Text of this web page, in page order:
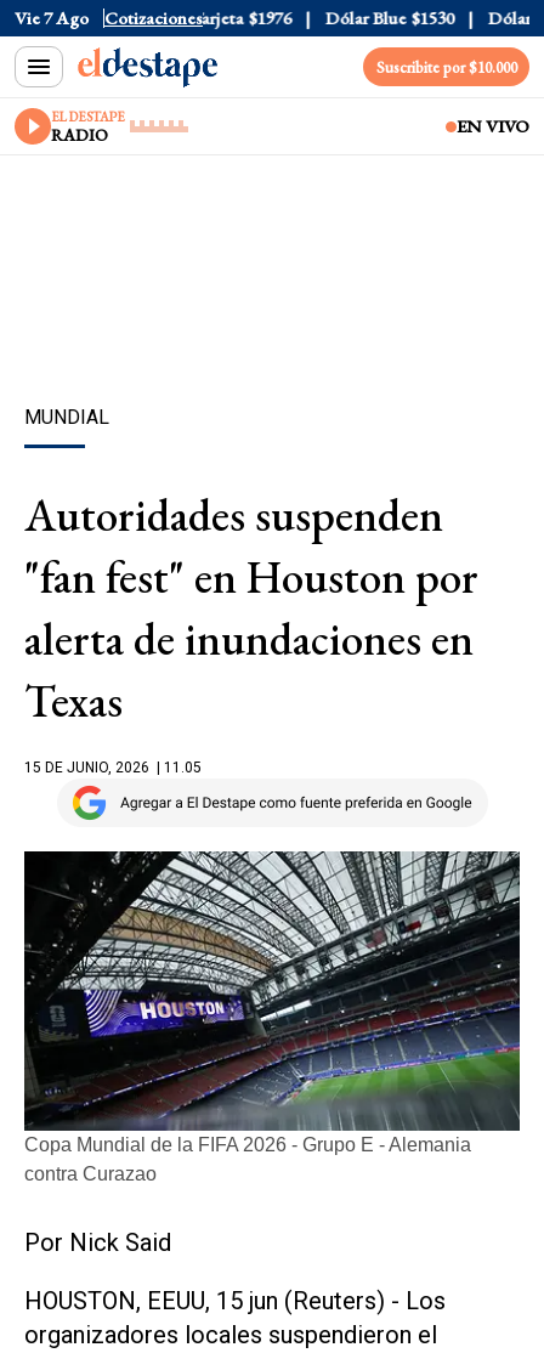
Vie 7 Ago Cotizaciones
$1520 Dólar Tarjeta $1976 Dólar Blue $1530 Dólar
Suscribite por $10.000
EL DESTAPE
RADIO EN VIVO
MUNDIAL
Autoridades suspenden
"fan fest" en Houston por
alerta de inundaciones en
Texas
15 DE JUNIO, 2026 | 11.05
Copa Mundial de la FIFA 2026 - Grupo E - Alemania
contra Curazao
Por Nick ​Said
HOUSTON, EEUU, 15 jun (Reuters) - Los
organizadores locales suspendieron el